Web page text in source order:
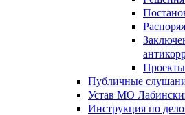
Проекты
Публичные
Устав МО
Инструкция по